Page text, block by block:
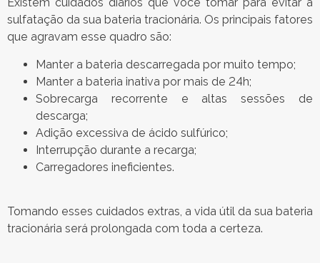
sulfatação da sua bateria tracionária. Os principais fatores
que agravam esse quadro são:
Manter a bateria descarregada por muito tempo;
Manter a bateria inativa por mais de 24h;
Sobrecarga recorrente e altas sessões de
descarga;
Adição excessiva de ácido sulfúrico;
Interrupção durante a recarga;
Carregadores ineficientes.
Tomando esses cuidados extras, a vida útil da sua bateria
tracionária será prolongada com toda a certeza.